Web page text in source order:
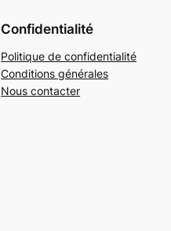
Confidentialité
Politique de confidentialité
Conditions générales
Nous contacter